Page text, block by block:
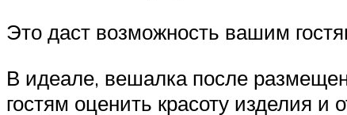
Это даст возможность вашим
В идеале, вешалка после
гостям оценить красоту изделия и